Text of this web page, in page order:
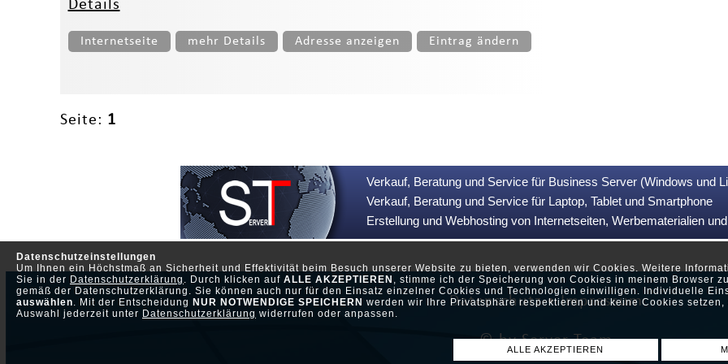
Datenschutzeinstellungen
Um Ihnen ein Höchstmaß an Sicherheit und Effektivität beim Besuch unserer Website zu bieten, verwenden wir Cookies. Weitere
Sie in der Datenschutzerklärung . Durch klicken auf ALLE AKZEPTIEREN , stimme ich der Speicherung von Cookies in meinem Browser
gemäß der Datenschutzerklärung. Sie können auch nur für den Einsatz einzelner Cookies und Technologien einwilligen. Individuelle
auswählen. Mit der Entscheidung NUR NOTWENDIGE SPEICHERN werden wir Ihre Privatsphäre respektieren und keine Cookies
Auswahl jederzeit unter Datenschutzerklärung widerrufen oder anpassen.
ALLE AKZEPTIEREN
Details
Internetseite mehr Details Adresse anzeigen Eintrag ändern
Seite: 1
Verkauf, Beratung und Service für Business Server (Windows und
Verkauf, Beratung und Service für Laptop, Tablet und Smartphone
Erstellung und Webhosting von Internetseiten, Werbematerialien
Datenschutz •Impressum
© by Server-Team